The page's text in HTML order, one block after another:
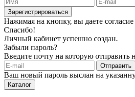
Зарегистрироваться
Нажимая на кнопку, вы даете
Спасибо!
Личный кабинет успешно создан.
Забыли пароль?
Введите почту на которую отправить
Отправить
Ваш новый пароль выслан на
Каталог